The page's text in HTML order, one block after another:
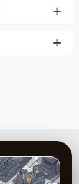
+
+